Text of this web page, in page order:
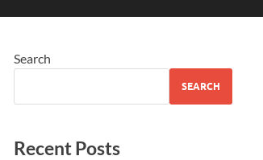
Search
SEARCH
Recent Posts